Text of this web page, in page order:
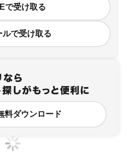
で受け取る
ルで受け取る
料ダウンロード